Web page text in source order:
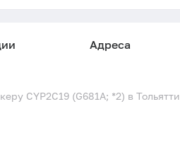
Адреса
CYP2C19 (G681A; *2) в Тольятти